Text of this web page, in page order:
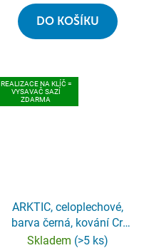
DO KOŠÍKU
REALIZACE NA KLÍČ =
VYSAVAČ SAZÍ
ZDARMA
ARKTIC, celoplechové,
barva černá, kování Cr,
čelní+boční otevírání
Skladem (>5 ks)